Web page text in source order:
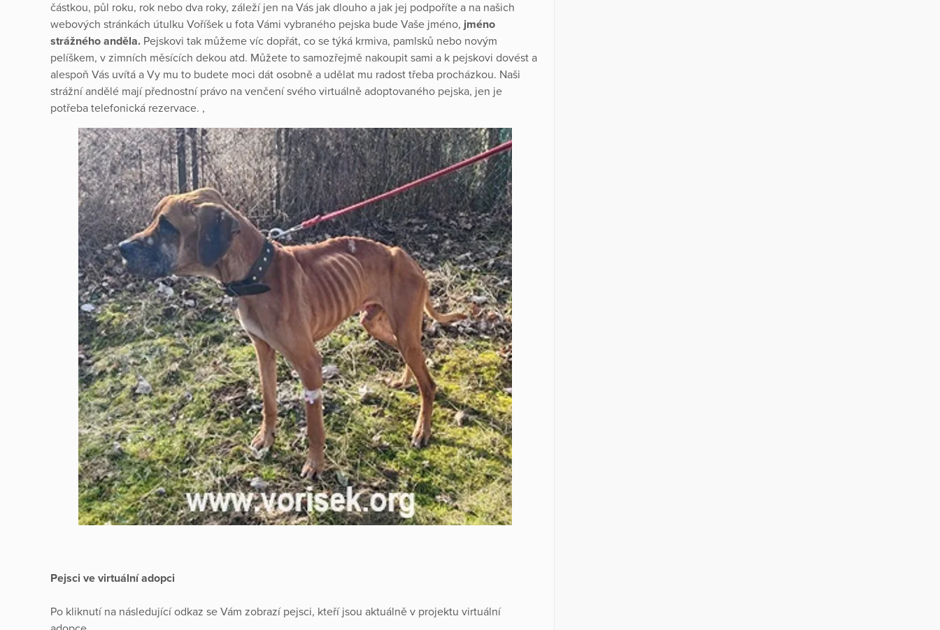
částkou, půl roku, rok nebo dva roky, záleží jen na Vás jak dlouho a jak jej podpoříte a na našich
webových stránkách útulku Voříšek u fota Vámi vybraného pejska bude Vaše jméno, jméno
strážného anděla. Pejskovi tak můžeme víc dopřát, co se týká krmiva, pamlsků nebo novým
pelíškem, v zimních měsících dekou atd. Můžete to samozřejmě nakoupit sami a k pejskovi dovést a
alespoň Vás uvítá a Vy mu to budete moci dát osobně a udělat mu radost třeba procházkou. Naši
strážní andělé mají přednostní právo na venčení svého virtuálně adoptovaného pejska, jen je
potřeba telefonická rezervace. ,
Pejsci ve virtuální adopci
Po kliknutí na následující odkaz se Vám zobrazí pejsci, kteří jsou aktuálně v projektu virtuální